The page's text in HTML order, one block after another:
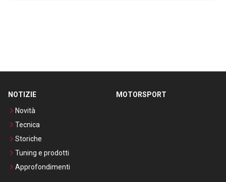
NOTIZIE
Novità
Tecnica
Storiche
Tuning e prodotti
Approfondimenti
MOTORSPORT